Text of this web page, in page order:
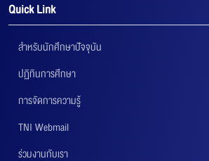
Quick Link
สำหรับนักศึกษาปัจจุบัน
ปฏิทินการศึกษา
การจัดการความรู้
TNI Webmail
ร่วมงานกับเรา